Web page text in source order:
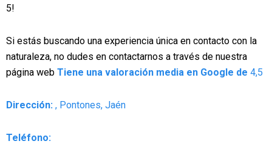
5!
Si estás buscando una experiencia única en contacto con la
naturaleza, no dudes en contactarnos a través de nuestra
página web Tiene una valoración media en Google de 4,5
Dirección: , Pontones, Jaén
Teléfono: